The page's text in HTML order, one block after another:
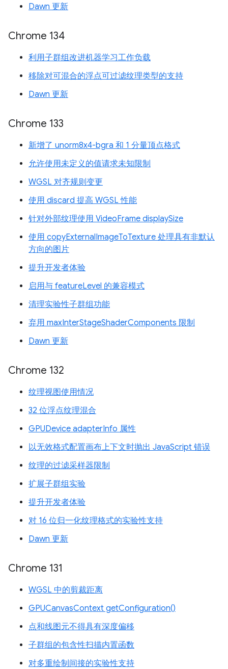
Dawn 更新
Chrome 134
利用子群组改进机器学习工作负载
移除对可混合的浮点可过滤纹理类型的支持
Dawn 更新
Chrome 133
新增了 unorm8x4-bgra 和 1 分量顶点格式
允许使用未定义的值请求未知限制
WGSL 对齐规则变更
使用 discard 提高 WGSL 性能
针对外部纹理使用 VideoFrame displaySize
使用 copyExternalImageToTexture 处理具有非默认
方向的图片
提升开发者体验
启用与 featureLevel 的兼容模式
清理实验性子群组功能
弃用 maxInterStageShaderComponents 限制
Dawn 更新
Chrome 132
纹理视图使用情况
32 位浮点纹理混合
GPUDevice adapterInfo 属性
以无效格式配置画布上下文时抛出 JavaScript 错误
纹理的过滤采样器限制
扩展子群组实验
提升开发者体验
对 16 位归一化纹理格式的实验性支持
Dawn 更新
Chrome 131
WGSL 中的剪裁距离
GPUCanvasContext getConfiguration()
点和线图元不得具有深度偏移
子群组的包含性扫描内置函数
对多重绘制间接的实验性支持